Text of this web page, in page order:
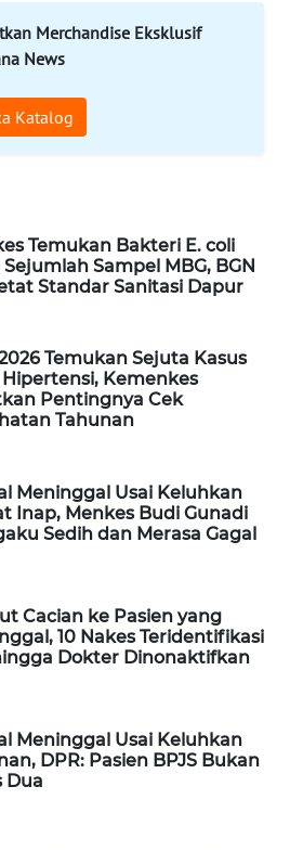
Merchandise Eksklusif
News
Katalog
Temukan Bakteri E. coli
Sampel MBG, BGN
Standar Sanitasi Dapur
Temukan Sejuta Kasus
Hipertensi, Kemenkes
Pentingnya Cek
Tahunan
Meninggal Usai Keluhkan
Inap, Menkes Budi Gunadi
Sedih dan Merasa Gagal
Cacian ke Pasien yang
10 Nakes Teridentifikasi
Dokter Dinonaktifkan
Meninggal Usai Keluhkan
DPR: Pasien BPJS Bukan
Dua